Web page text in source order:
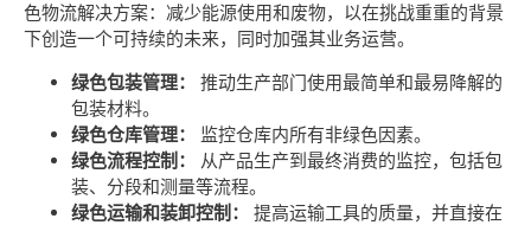
色物流解决方案：减少能源使用和废物，以在挑战重重的背景
下创造一个可持续的未来，同时加强其业务运营。
绿色包装管理：
推动生产部门使用最简单和最易降解的
包装材料。
绿色仓库管理：
监控仓库内所有非绿色因素。
绿色流程控制：
从产品生产到最终消费的监控，包括包
装、分段和测量等流程。
绿色运输和装卸控制：
提高运输工具的质量，并直接在